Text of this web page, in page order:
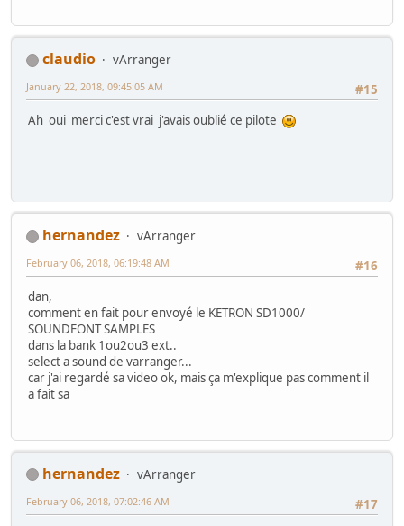
claudio
vArranger
#15
January 22, 2018, 09:45:05 AM
Ah oui merci c'est vrai j'avais oublié ce pilote
hernandez
vArranger
#16
February 06, 2018, 06:19:48 AM
dan,
comment en fait pour envoyé le KETRON SD1000/
SOUNDFONT SAMPLES
dans la bank 1ou2ou3 ext..
select a sound de varranger...
car j'ai regardé sa video ok, mais ça m'explique pas comment il
a fait sa
hernandez
vArranger
#17
February 06, 2018, 07:02:46 AM